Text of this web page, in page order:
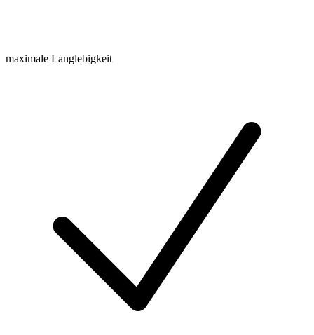
maximale Langlebigkeit